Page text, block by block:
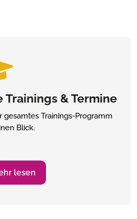
Trainings & Termine
gesamtes Trainings-Programm
Blick.
lesen